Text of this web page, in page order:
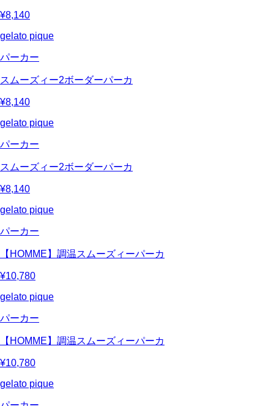
¥8,140
gelato pique
パーカー
スムーズィー2ボーダーパーカ
¥8,140
gelato pique
パーカー
スムーズィー2ボーダーパーカ
¥8,140
gelato pique
パーカー
【HOMME】調温スムーズィーパーカ
¥10,780
gelato pique
パーカー
【HOMME】調温スムーズィーパーカ
¥10,780
gelato pique